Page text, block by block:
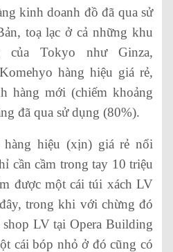
kinh doanh đồ đã qua sử
toạ lạc ở cả những khu
của Tokyo như Ginza,
hàng hiệu giá rẻ,
hàng mới (chiếm khoảng
đã qua sử dụng (80%).
hiệu (xịn) giá rẻ nổi
cần cầm trong tay 10 triệu
được một cái túi xách LV
trong khi với chừng đó
LV tại Opera Building
cái bóp nhỏ ở đó cũng có